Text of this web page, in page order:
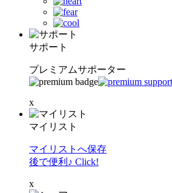
サポート
プレミアムサポーター
x
マイリスト
マイリストへ保存
後で便利♪ Click!
x